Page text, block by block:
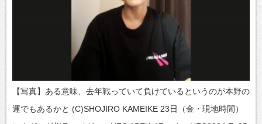
【写真】ある意味、去年戦っていて負けているというのが本野の
運でもあるかと (C)SHOJIRO KAMEIKE 23日（金・現地時間）